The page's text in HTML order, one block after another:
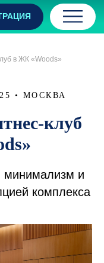
в ЖК «Woods»
• МОСКВА
минимализм и
комплекса